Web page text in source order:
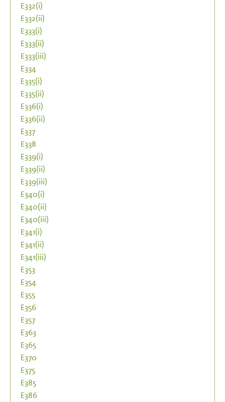
E332(i)
E332(ii)
E333(i)
E333(ii)
E333(iii)
E334
E335(i)
E335(ii)
E336(i)
E336(ii)
E337
E338
E339(i)
E339(ii)
E339(iii)
E340(i)
E340(ii)
E340(iii)
E341(i)
E341(ii)
E341(iii)
E353
E354
E355
E356
E357
E363
E365
E370
E375
E385
E386